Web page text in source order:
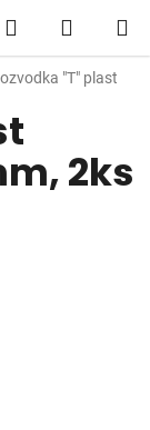
Hledat
KOŠÍK
"T" plast
2ks